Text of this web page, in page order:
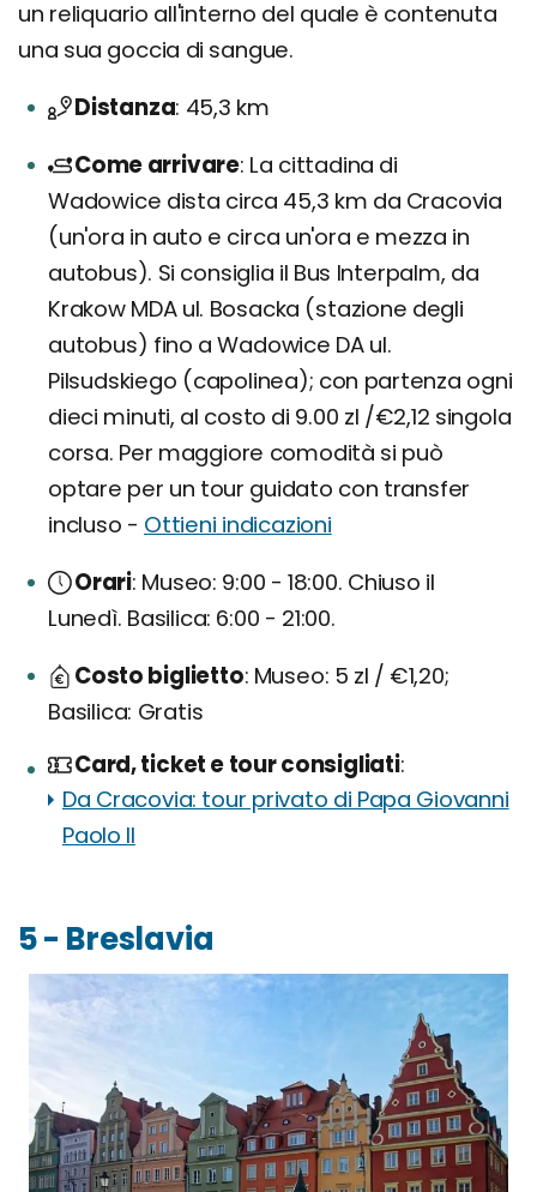
un reliquario all'interno del quale è contenuta
una sua goccia di sangue.
Distanza 45,3 km
Come arrivare La cittadina di
Wadowice dista circa 45,3 km da Cracovia
(un'ora in auto e circa un'ora e mezza in
autobus). Si consiglia il Bus Interpalm, da
Krakow MDA ul. Bosacka (stazione degli
autobus) fino a Wadowice DA ul.
Pilsudskiego (capolinea); con partenza ogni
dieci minuti, al costo di 9.00 zl /€2,12 singola
corsa. Per maggiore comodità si può
optare per un tour guidato con transfer
incluso - Ottieni indicazioni
Orari Museo: 9:00 - 18:00. Chiuso il
Lunedì. Basilica: 6:00 - 21:00.
Costo biglietto Museo: 5 zl / €1,20;
Basilica: Gratis
Card, ticket e tour consigliati
Da Cracovia: tour privato di Papa Giovanni
Paolo II
5 - Breslavia